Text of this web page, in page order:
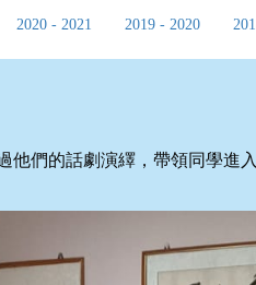
2020 - 2021 2019 - 2020
們的話劇演繹，帶領同學進